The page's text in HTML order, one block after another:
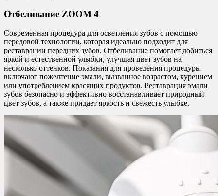
Отбеливание ZOOM 4
Современная процедура для осветления зубов с помощью
передовой технологии, которая идеально подходит для
реставрации передних зубов. Отбеливание помогает добиться
яркой и естественной улыбки, улучшая цвет зубов на
несколько оттенков. Показания для проведения процедуры
включают пожелтение эмали, вызванное возрастом, курением
или употреблением красящих продуктов. Реставрация эмали
зубов безопасно и эффективно восстанавливает природный
цвет зубов, а также придает яркость и свежесть улыбке.